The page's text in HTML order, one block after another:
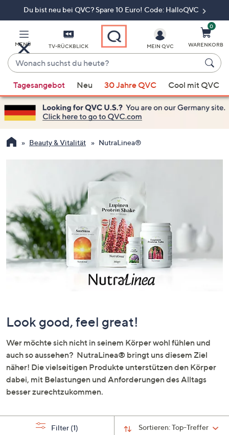
Du bist neu bei QVC? Spare 10 Euro! Code: HalloQVC
MENÜ TV-RÜCKBLICK
Wonach
suchst
du
heute?
Vorschläge
verfügbar
sind,
verwenden
Sie
nach
unten
oder
wischen
Sie
links
rechts,
um
diese
anzuzeigen.
MEIN QVC
0
WARENKORB
Tagesangebot Neu 30 Jahre QVC Cool mit QVC
Beauty & Vitalität NutraLinea®
Look good, feel great!
Wer möchte sich nicht in seinem Körper wohl fühlen und
auch so aussehen? NutraLinea® bringt uns diesem Ziel
näher! Die vielseitigen Produkte unterstützen den Körper
dabei, mit Belastungen und Anforderungen des Alltags
besser zurechtzukommen.
Sortieren:Top-Treffer
Filter (1)